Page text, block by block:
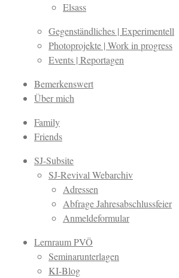
Elsass
Gegenständliches | Experimentell
Photoprojekte | Work in progress
Events | Reportagen
Bemerkenswert
Über mich
Family
Friends
SJ-Subsite
SJ-Revival Webarchiv
Adressen
Abfrage Jahresabschlussfeier
Anmeldeformular
Lernraum PVÖ
Seminarunterlagen
KI-Blog